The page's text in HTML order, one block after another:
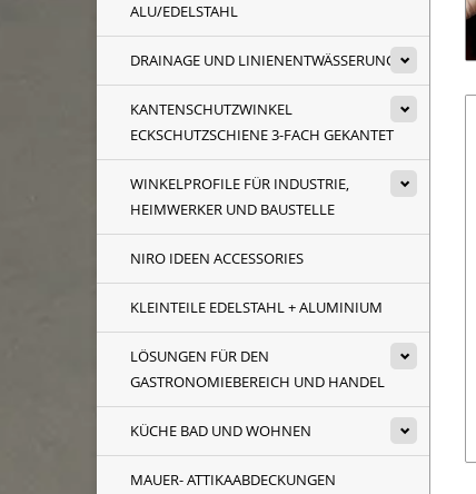
ALU/EDELSTAHL
DRAINAGE UND LINIENENTWÄSSERUNG
KANTENSCHUTZWINKEL
ECKSCHUTZSCHIENE 3-FACH GEKANTET
WINKELPROFILE FÜR INDUSTRIE,
HEIMWERKER UND BAUSTELLE
NIRO IDEEN ACCESSORIES
KLEINTEILE EDELSTAHL + ALUMINIUM
LÖSUNGEN FÜR DEN
GASTRONOMIEBEREICH UND HANDEL
KÜCHE BAD UND WOHNEN
MAUER- ATTIKAABDECKUNGEN